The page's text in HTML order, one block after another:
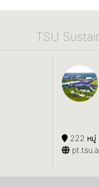
TSU
222 หมู่